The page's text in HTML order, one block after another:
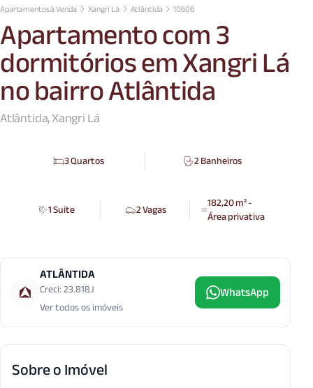
Apartamentos à Venda Xangri Lá Atlântida 10606
Apartamento com 3
dormitórios em Xangri Lá
no bairro Atlântida
Atlântida, Xangri Lá
3 Quartos 2 Banheiros
1 Suíte 2 Vagas 182,20 m² -
Área privativa
ATLÂNTIDA
Creci: 23.818J
Ver todos os imóveis
WhatsApp
Sobre o Imóvel